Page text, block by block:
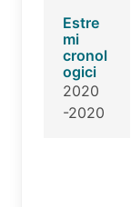
Estre
mi
cronol
ogici
2020
-2020